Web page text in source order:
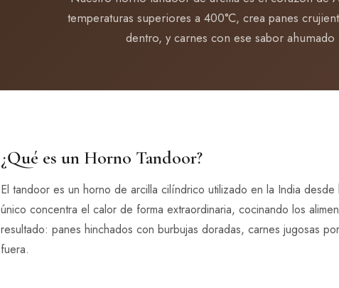
temperaturas superiores a 400°C, crea panes
dentro, y carnes con ese sabor
¿Qué es un Horno Tandoor?
El tandoor es un horno de arcilla cilíndrico utilizado en la India
único concentra el calor de forma extraordinaria, cocinando los
resultado: panes hinchados con burbujas doradas, carnes jugosas
fuera.